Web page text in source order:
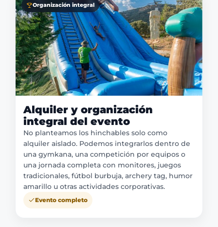
Organización integral
Alquiler y organización
integral del evento
No planteamos los hinchables solo como
alquiler aislado. Podemos integrarlos dentro de
una gymkana, una competición por equipos o
una jornada completa con monitores, juegos
tradicionales, fútbol burbuja, archery tag, humor
amarillo u otras actividades corporativas.
Evento completo